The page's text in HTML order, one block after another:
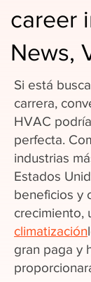
career
News,
Si está
carrera,
HVAC
perfecta.
industrias
Estados
beneficios y
crecimiento,
climatización
gran paga y